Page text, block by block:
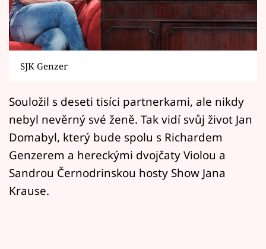
Sledujte prima+
Filmový festival Karlovy Vary
Mámy sobě
Přihlášení
Sledujte nás
SJK Genzer
Souložil s deseti tisíci partnerkami, ale nikdy
nebyl nevěrný své ženě. Tak vidí svůj život Jan
Domabyl, který bude spolu s Richardem
Genzerem a hereckými dvojčaty Violou a
Sandrou Černodrinskou hosty Show Jana
Krause.